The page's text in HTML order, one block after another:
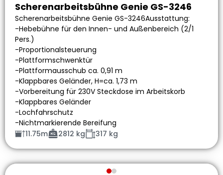
Scherenarbeitsbühne Genie GS-3246
Scherenarbeitsbühne Genie GS-3246Ausstattung:
-Hebebühne für den Innen- und Außenbereich (2/1
Pers.)
-Proportionalsteuerung
-Plattformschwenktür
-Plattformausschub ca. 0,91 m
-Klappbares Geländer, H=ca. 1,73 m
-Vorbereitung für 230V Steckdose im Arbeitskorb
-Klappbares Geländer
-Lochfahrschutz
-Nichtmarkierende Bereifung
11.75m
2812 kg 317 kg